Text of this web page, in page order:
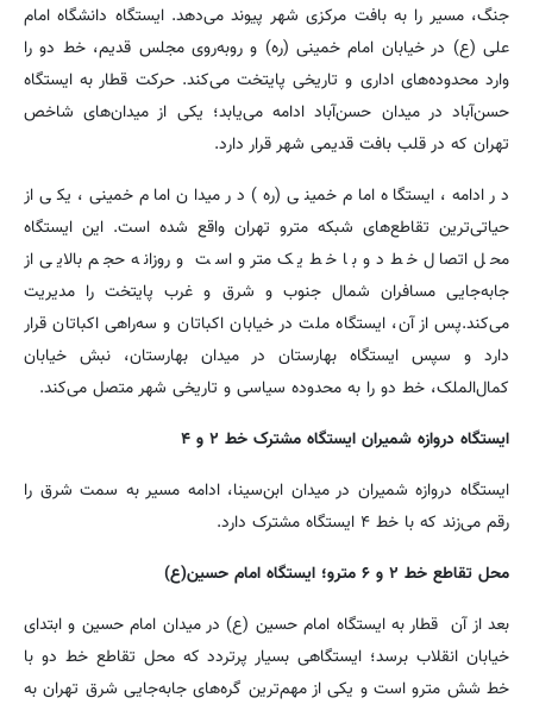
جنگ، مسیر را به بافت مرکزی شهر پیوند می‌دهد. ایستگاه دانشگاه امام
علی (ع) در خیابان امام خمینی (ره) و روبه‌روی مجلس قدیم، خط دو را
وارد محدوده‌های اداری و تاریخی پایتخت می‌کند. حرکت قطار به ایستگاه
حسن‌آباد در میدان حسن‌آباد ادامه می‌یابد؛ یکی از میدان‌های شاخص
تهران که در قلب بافت قدیمی شهر قرار دارد.
در ادامه، ایستگاه امام خمینی (ره) در میدان امام خمینی، یکی از
حیاتی‌ترین تقاطع‌های شبکه مترو تهران واقع شده است. این ایستگاه
محل اتصال خط دو با خط یک مترو است و روزانه حجم بالایی از
جابه‌جایی مسافران شمال جنوب و شرق و غرب پایتخت را مدیریت
می‌کند.پس از آن، ایستگاه ملت در خیابان اکباتان و سه‌راهی اکباتان قرار
دارد و سپس ایستگاه بهارستان در میدان بهارستان، نبش خیابان
کمال‌الملک، خط دو را به محدوده سیاسی و تاریخی شهر متصل می‌کند.
ایستگاه دروازه شمیران ایستگاه مشترک خط ۲ و ۴
ایستگاه دروازه شمیران در میدان ابن‌سینا، ادامه مسیر به سمت شرق را
رقم می‌زند که با خط ۴ ایستگاه مشترک دارد.
محل تقاطع خط ۲ و ۶ مترو؛ ایستگاه امام حسین(ع)
بعد از آن قطار به ایستگاه امام حسین (ع) در میدان امام حسین و ابتدای
خیابان انقلاب برسد؛ ایستگاهی بسیار پرتردد که محل تقاطع خط دو با
خط شش مترو است و یکی از مهم‌ترین گره‌های جابه‌جایی شرق تهران به